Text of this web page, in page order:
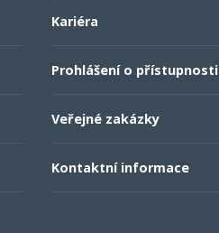
Kariéra
Prohlášení o přístupnosti
Veřejné zakázky
Kontaktní informace